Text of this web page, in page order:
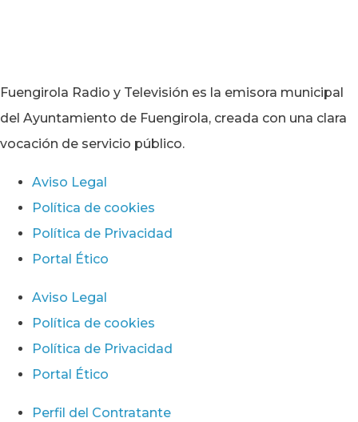
Fuengirola Radio y Televisión es la emisora municipal
del Ayuntamiento de Fuengirola, creada con una clara
vocación de servicio público.
Aviso Legal
Política de cookies
Política de Privacidad
Portal Ético
Aviso Legal
Política de cookies
Política de Privacidad
Portal Ético
Perfil del Contratante